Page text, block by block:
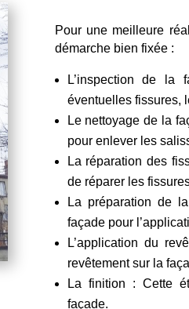
Pour une meilleure
démarche bien fixée :
L’inspection de la
éventuelles fissures,
Le nettoyage de la
pour enlever les
La réparation des
de réparer les
La préparation de
façade pour
L’application du
revêtement sur la
La finition : Cette
façade.